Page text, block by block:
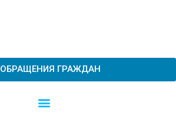
ОБРАЩЕНИЯ ГРАЖДАН